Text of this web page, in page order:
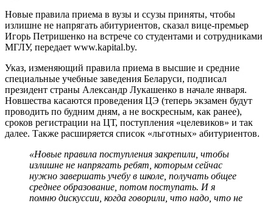
Новые правила приема в вузы и ссузы приняты, чтобы
излишне не напрягать абитуриентов, сказал вице-премьер
Игорь Петришенко на встрече со студентами и сотрудниками
МГЛУ, передает www.kapital.by.
Указ, изменяющий правила приема в высшие и средние
специальные учебные заведения Беларуси, подписал
президент страны Александр Лукашенко в начале января.
Новшества касаются проведения ЦЭ (теперь экзамен будут
проводить по будним дням, а не воскресным, как ранее),
сроков регистрации на ЦТ, поступления «целевиков» и так
далее. Также расширяется список «льготных» абитуриентов.
«Новые правила поступления закрепили, чтобы
излишне не напрягать ребят, которым сейчас
нужно завершать учебу в школе, получать общее
среднее образование, потом поступать. И я
помню дискуссии, когда говорили, что надо, что не